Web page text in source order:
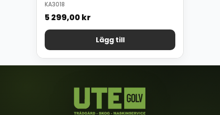
KA3018
5 299,00kr
Lägg till